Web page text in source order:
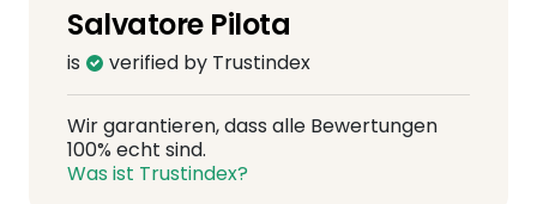
Salvatore Pilota
is verified by Trustindex
Wir garantieren, dass alle Bewertungen
100% echt sind.
Was ist Trustindex?